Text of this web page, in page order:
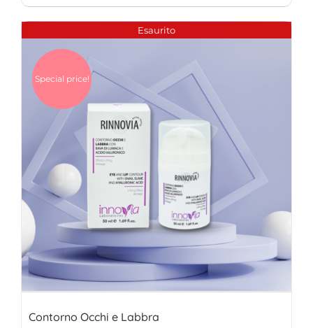
era:
24,00€.
è:
16,00€.
Esaurito
Special price!
Contorno Occhi e Labbra